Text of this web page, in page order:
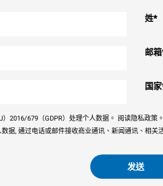
姓*
邮箱
国家
）2016/679（GDPR）处理个人数据。 阅读隐私政策。
据, 通过电话或邮件接收商业通讯、新闻通讯、相关
发送